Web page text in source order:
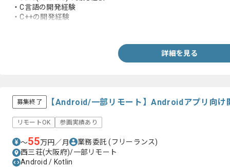
・C言語の開発経験
・C++の開発経験
詳細を見る
募集終了 【Android/一部リモート】Androidアプリ向け
リモートOK 参画実績あり
〜55万円／月 業務委託(フリーランス)
西三荘(大阪府)/一部リモート
Android / Kotlin